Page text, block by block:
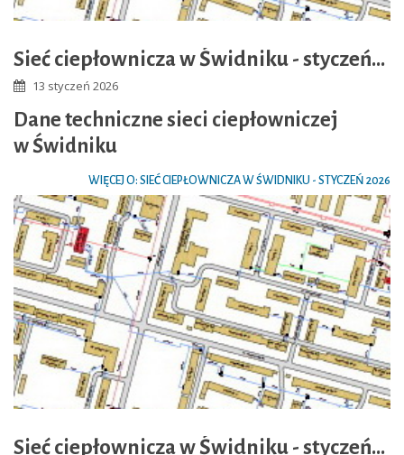
Sieć ciepłownicza w Świdniku - styczeń 2026
13 styczeń 2026
Dane techniczne sieci ciepłowniczej
w Świdniku
WIĘCEJ O: SIEĆ CIEPŁOWNICZA W ŚWIDNIKU - STYCZEŃ 2026
Sieć ciepłownicza w Świdniku - styczeń 2025